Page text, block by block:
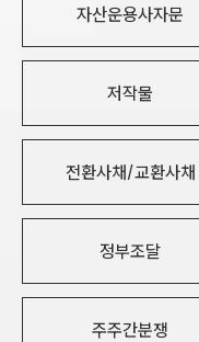
자산운용사자문
저작물
전환사채/교환사채
정부조달
주주간분쟁